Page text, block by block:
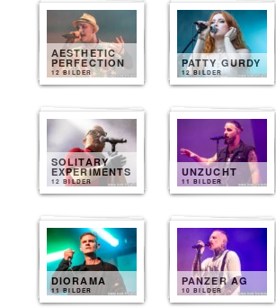
AESTHETIC
PERFECTION
12 BILDER
PATTY GURDY
12 BILDER
SOLITARY
EXPERIMENTS
12 BILDER
UNZUCHT
11 BILDER
DIORAMA
11 BILDER
PANZER AG
10 BILDER